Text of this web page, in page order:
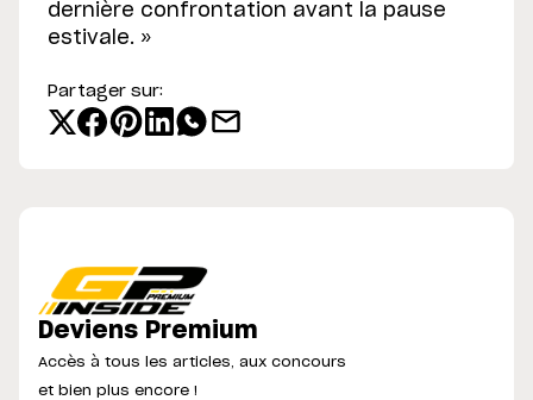
dernière confrontation avant la pause
estivale. »
Partager sur:
Deviens Premium
Accès à tous les articles, aux concours
et bien plus encore !